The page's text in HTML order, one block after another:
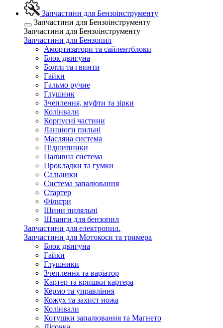
Запчастини для Бензоінструменту
Запчастини для Бензоінструменту
Запчастини для Бензоінструменту
Запчастини для Бензопил
Амортизатори та сайлентблоки
Блок двигуна
Болти та гвинти
Гайки
Гальмо ручне
Глушник
Зчеплення, муфти та зірки
Колінвали
Корпусні частини
Ланцюги пильні
Масляна система
Підшипники
Паливна система
Прокладки та гумки
Сальники
Система запалювання
Стартер
Фільтри
Шини пиляльні
Шланги для бензопил
Запчастини для електропил.
Запчастини для Мотокоси та тримера
Блок двигуна
Гайки
Глушники
Зчеплення та варіатор
Картер та кришки картера
Кермо та управління
Кожух та захист ножа
Колінвали
Котушки запалювання та Магнето